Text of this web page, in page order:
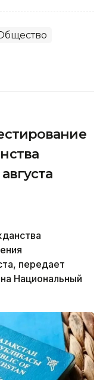
передает
Национальный